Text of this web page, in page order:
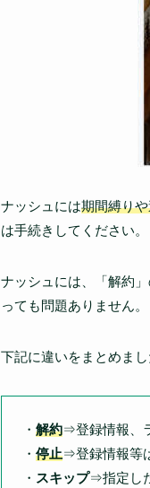
ナッシュには期間縛り
は手続きしてください。
ナッシュには、「解約
っても問題ありません。
下記に違いをまとめまし
・ 解約⇒登録情報、
・ 停止⇒登録情報等
・ スキップ⇒指定し